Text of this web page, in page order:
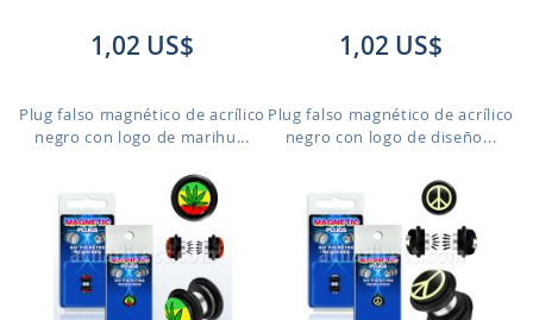
1,02 US$
Plug falso magnético de acrílico
negro con logo de marihu...
1,02 US$
Plug falso magnético de acrílico
negro con logo de diseño...